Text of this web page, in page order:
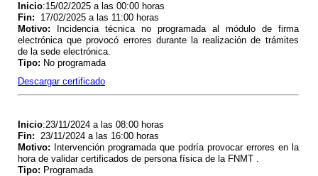
Inicio:15/02/2025 a las 00:00 horas
Fin:
17/02/2025 a las 11:00 horas
Motivo:
Incidencia técnica no programada al módulo de firma
electrónica que provocó errores durante la realización de trámites
de la sede electrónica.
Tipo: No programada
Descargar certificado
Inicio:23/11/2024 a las 08:00 horas
Fin:
23/11/2024 a las 16:00 horas
Motivo: Intervención programada que podría provocar errores en la
hora de validar certificados de persona física de la FNMT .
Tipo: Programada